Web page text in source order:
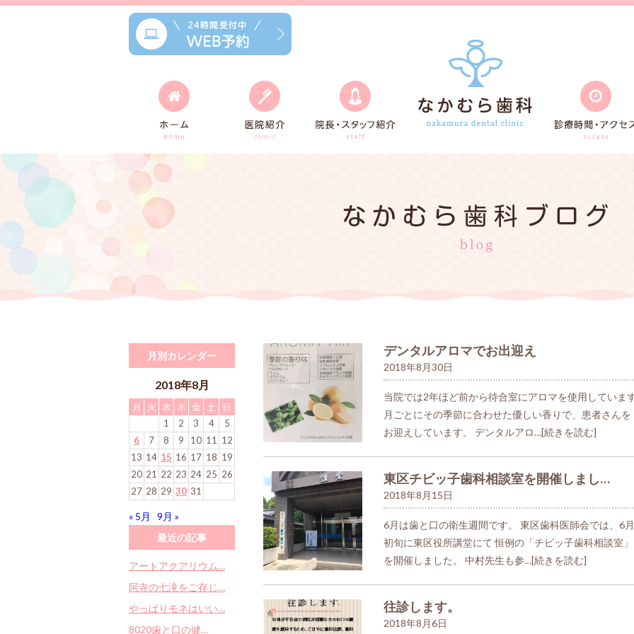
デンタルアロマでお出迎え
2018年8月30日
当院では2年ほど前から待合室にアロマを使用していま
月ごとにその季節に合わせた優しい香りで、患者さんを
お迎えしています。 デンタルアロ…[続きを読む]
東区チビッ子歯科相談室を開催しまし…
2018年8月15日
6月は歯と口の衛生週間です。 東区歯科医師会では、6月
初旬に東区役所講堂にて 恒例の「チビッ子歯科相談室」
を開催しました。 中村先生も参…[続きを読む]
往診します。
2018年8月6日
月別カレンダー
2018年8月
月 火 水 木 金 土
日
1
2 3 4
5
6
7 8 9 10 11
12
13 14 15 16 17 18 19
20 21 22 23 24 25 26
27 28 29 30 31
« 5月
9月 »
最近の記事
アートアクアリウム…
阿寺の七滝をご存じ…
やっぱりモネはいい…
8020歯と口の健…